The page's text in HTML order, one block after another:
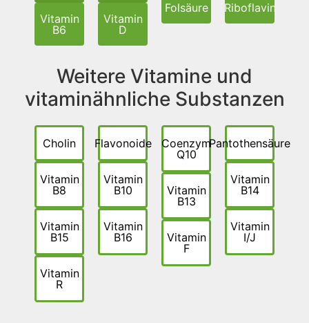
Vitamin
B6
Vitamin
D
Folsäure Riboflavin
Weitere Vitamine und
vitaminähnliche Substanzen
Cholin
Vitamin
B8
Vitamin
B15
Vitamin
R
Flavonoide
Vitamin
B10
Vitamin
B16
Coenzym
Q10
Vitamin
B13
Vitamin
F
Pantothensäure
Vitamin
B14
Vitamin
I/J